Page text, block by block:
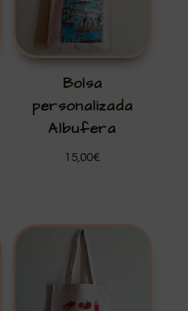
Bolsa
personalizada
Albufera
15,00€